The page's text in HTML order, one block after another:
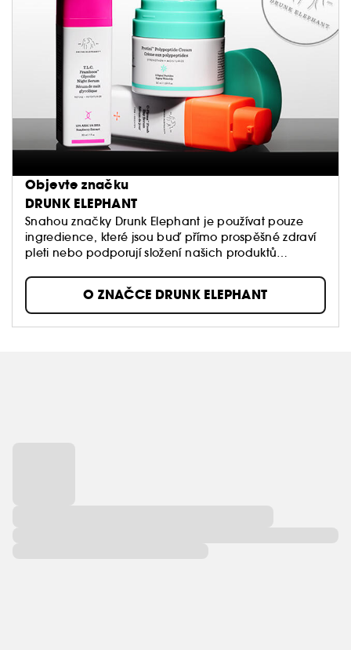
Objevte značku
DRUNK ELEPHANT
Snahou značky Drunk Elephant je používat pouze
ingredience, které jsou buď přímo prospěšné zdraví
pleti nebo podporují složení našich produktů…
O ZNAČCE DRUNK ELEPHANT